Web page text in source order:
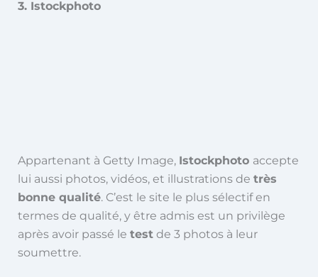
3. Istockphoto
Appartenant à Getty Image, Istockphoto accepte
lui aussi photos, vidéos, et illustrations de très
bonne qualité. C’est le site le plus sélectif en
termes de qualité, y être admis est un privilège
après avoir passé le testde 3 photos à leur
soumettre.